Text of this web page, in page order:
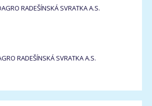
RADEŠÍNSKÁ SVRATKA A.S.